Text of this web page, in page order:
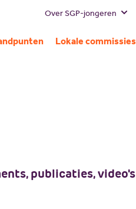
Over SGP-jongeren
Bestuur
Lokale commissies
publicaties,